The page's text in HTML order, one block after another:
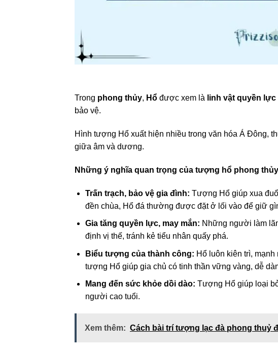
Trong phong thủy, Hổ được xem là linh vật quyền lực
bảo vệ.
Hình tượng Hổ xuất hiện nhiều trong văn hóa Á Đông,
giữa âm và dương.
Những ý nghĩa quan trọng của tượng hổ phong
Trấn trạch, bảo vệ gia đình: Tượng Hổ giúp xua
đền chùa, Hổ đá thường được đặt ở lối vào để giữ
Gia tăng quyền lực, may mắn: Những người làm
định vị thế, tránh kẻ tiểu nhân quấy phá.
Biểu tượng của thành công: Hổ luôn kiên trì,
tượng Hổ giúp gia chủ có tinh thần vững vàng, dễ
Mang đến sức khỏe dồi dào: Tượng Hổ giúp loại
người cao tuổi.
Xem thêm: Cách bài trí tượng lạc đà phong thuỷ